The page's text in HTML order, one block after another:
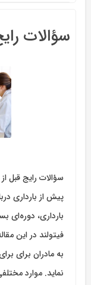
سؤالات
سؤالات رایج قبل
پیش از بارداری
بارداری، دوره‌ای
فیتولند در این
به مادران برای
نماید. موارد